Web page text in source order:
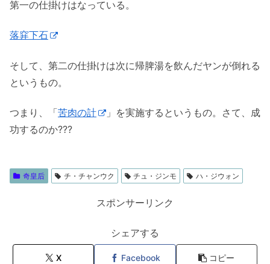
第一の仕掛けはなっている。
落穽下石
そして、第二の仕掛けは次に帰脾湯を飲んだヤンが倒れる
というもの。
つまり、「苦肉の計
」を実施するというもの。さて、成
功するのか???
奇皇后 チ・チャンウク チュ・ジンモ ハ・ジウォン
スポンサーリンク
シェアする
X Facebook コピー